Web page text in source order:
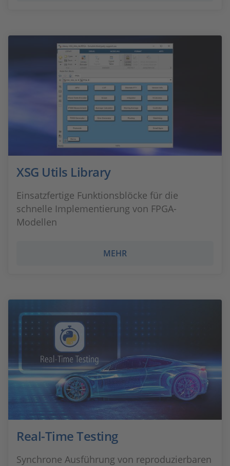
XSG Utils Library
Einsatzfertige Funktionsblöcke für die
schnelle Implementierung von FPGA-
Modellen
MEHR
Real-Time Testing
Synchrone Ausführung von reproduzierbaren